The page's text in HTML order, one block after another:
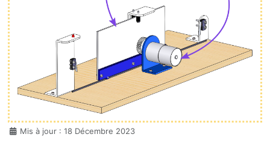
DétailsMis à jour : 18 Décembre 2023